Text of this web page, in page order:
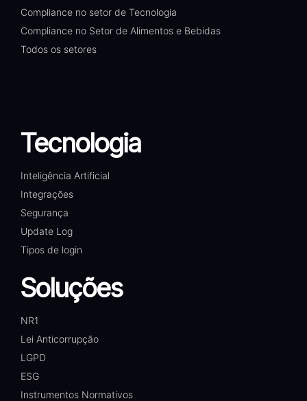
Compliance no setor de Tecnologia
Compliance no Setor de Alimentos e Bebidas
Todos os setores
Tecnologia
Inteligência Artificial
Integrações
Segurança
Update Log
Tipos de login
Soluções
NR1
Lei Anticorrupção
LGPD
ESG
Instrumentos Normativos